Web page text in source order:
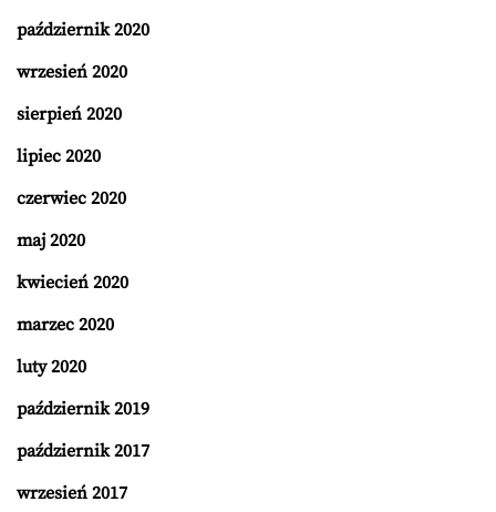
październik 2020
wrzesień 2020
sierpień 2020
lipiec 2020
czerwiec 2020
maj 2020
kwiecień 2020
marzec 2020
luty 2020
październik 2019
październik 2017
wrzesień 2017